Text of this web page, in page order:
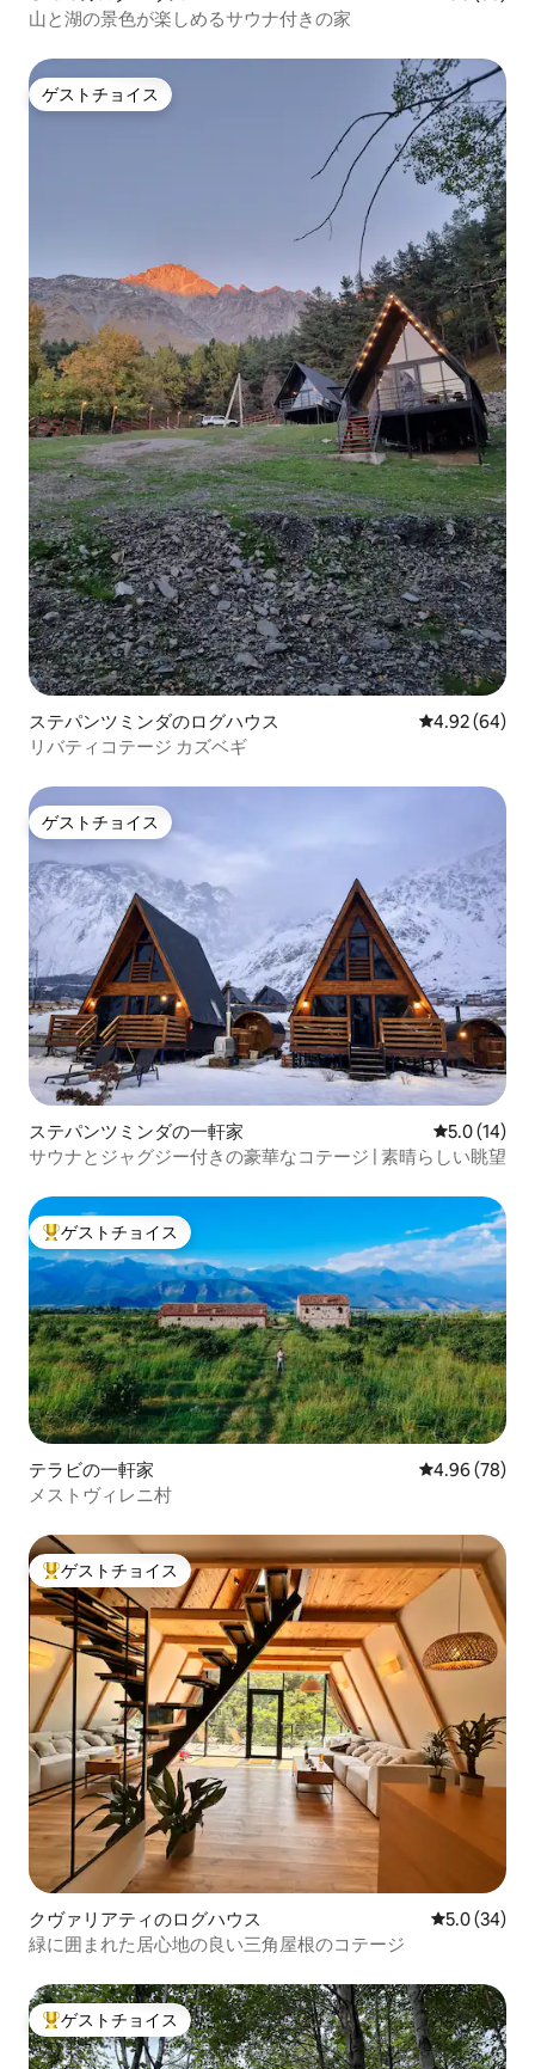
山と湖の景色が楽しめるサウナ付きの家
ゲストチョイス
ゲストチョイス
ステパンツミンダのログハウス レビュー64
4.92 (64)
リバティコテージ カズベギ
ゲストチョイス
ゲストチョイス
ステパンツミンダの一軒家 レビュー14
5.0 (14)
サウナとジャグジー付きの豪華なコテージ | 素晴らしい眺望
大好評のゲストチョイスです。
ゲストチョイス
テラビの一軒家 レビュー78
4.96 (78)
メストヴィレニ村
大好評のゲストチョイスです。
ゲストチョイス
クヴァリアティのログハウス レビュー34
5.0 (34)
緑に囲まれた居心地の良い三角屋根のコテージ
大好評のゲストチョイスです。
ゲストチョイス